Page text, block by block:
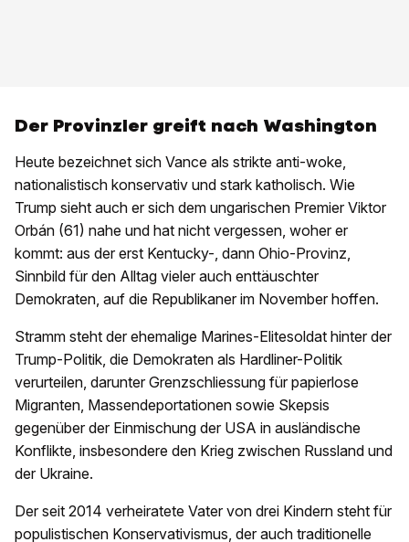
Der Provinzler greift nach Washington
Heute bezeichnet sich Vance als strikte anti-woke,
nationalistisch konservativ und stark katholisch. Wie
Trump sieht auch er sich dem ungarischen Premier Viktor
Orbán (61) nahe und hat nicht vergessen, woher er
kommt: aus der erst Kentucky-, dann Ohio-Provinz,
Sinnbild für den Alltag vieler auch enttäuschter
Demokraten, auf die Republikaner im November hoffen.
Stramm steht der ehemalige Marines-Elitesoldat hinter der
Trump-Politik, die Demokraten als Hardliner-Politik
verurteilen, darunter Grenzschliessung für papierlose
Migranten, Massendeportationen sowie Skepsis
gegenüber der Einmischung der USA in ausländische
Konflikte, insbesondere den Krieg zwischen Russland und
der Ukraine.
Der seit 2014 verheiratete Vater von drei Kindern steht für
populistischen Konservativismus, der auch traditionelle